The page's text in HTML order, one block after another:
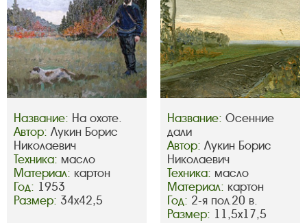
Название: На охоте.
Автор: Лукин Борис
Николаевич
Техника: масло
Материал: картон
Год: 1953
Размер: 34х42,5
Название: Осенние
дали
Автор: Лукин Борис
Николаевич
Техника: масло
Материал: картон
Год: 2-я пол.20 в.
Размер: 11,5х17,5